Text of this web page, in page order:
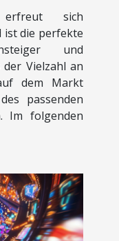
erfreut sich
ist die perfekte
und
Vielzahl an
dem Markt
passenden
Im folgenden